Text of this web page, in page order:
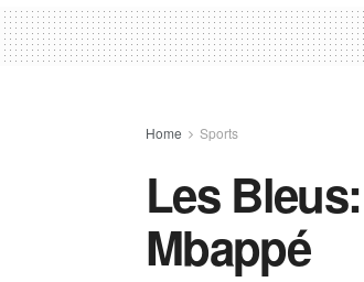
Home Sports
Les
Mbappé